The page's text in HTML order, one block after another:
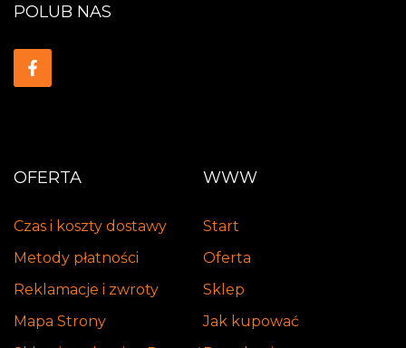
OFERTA
Czas i koszty dostawy
Metody płatności
Reklamacje i zwroty
Mapa Strony
WWW
Start
Oferta
Sklep
Jak kupować
POLUB NAS